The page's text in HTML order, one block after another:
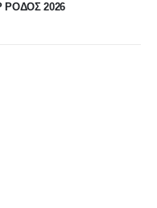
ΡΟΔΟΣ 2026